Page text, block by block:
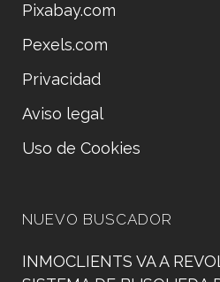
Pixabay.com
Pexels.com
Privacidad
Aviso legal
Uso de Cookies
NUEVO BUSCADOR
INMOCLIENTS VA A